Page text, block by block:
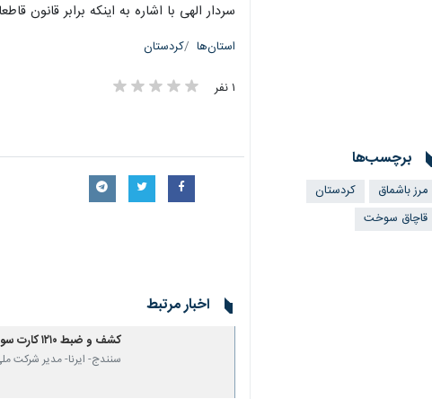
سردار الهی با اشاره به اینکه برابر قانون
استان‌ها کردستان
۱ نفر
برچسب‌ها
مرز باشماق
کردستان
قاچاق سوخت
اخبار مرتبط
کشف و ضبط ۱۲۱۰ کارت سوخت غیرمجاز در کردستان
سنندج- ایرنا- مدیر شرکت